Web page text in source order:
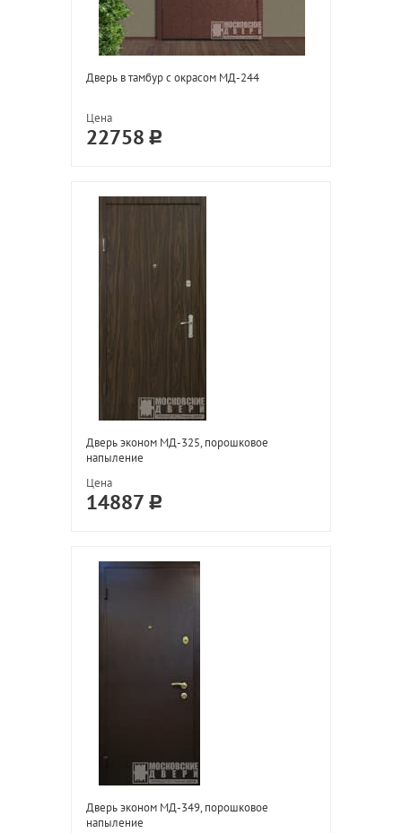
Дверь в тамбур с окрасом МД-244
Цена
22758
Дверь эконом МД-325, порошковое
напыление
Цена
14887
Дверь эконом МД-349, порошковое
напыление